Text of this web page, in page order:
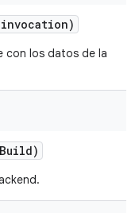
con los datos de la
Build)